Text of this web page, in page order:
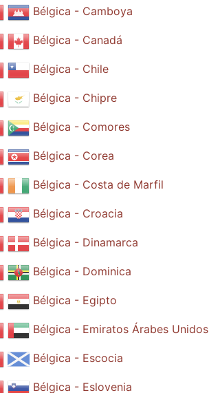
Bélgica - Camboya
Bélgica - Canadá
Bélgica - Chile
Bélgica - Chipre
Bélgica - Comores
Bélgica - Corea
Bélgica - Costa de Marfil
Bélgica - Croacia
Bélgica - Dinamarca
Bélgica - Dominica
Bélgica - Egipto
Bélgica - Emiratos Árabes Unidos
Bélgica - Escocia
Bélgica - Eslovenia